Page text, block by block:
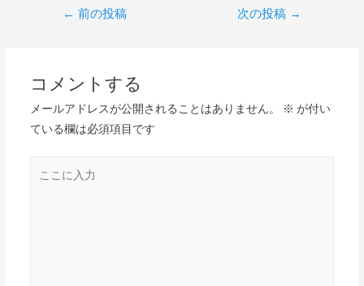
← 前の投稿 次の投稿 →
コメントする
メールアドレスが公開されることはありません。 ※ が付い
ている欄は必須項目です